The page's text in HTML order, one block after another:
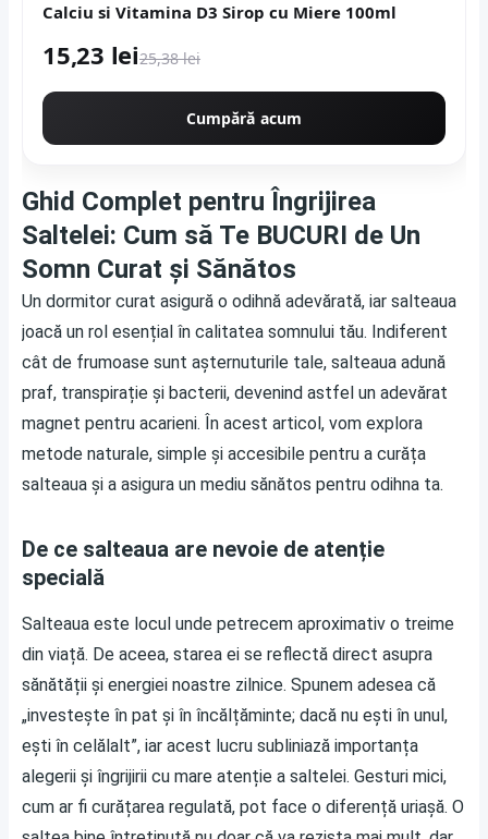
Calciu si Vitamina D3 Sirop cu Miere 100ml
15,23 lei25,38 lei
Cumpără acum
Ghid Complet pentru Îngrijirea
Saltelei: Cum să Te BUCURI de Un
Somn Curat și Sănătos
Un dormitor curat asigură o odihnă adevărată, iar salteaua
joacă un rol esențial în calitatea somnului tău. Indiferent
cât de frumoase sunt așternuturile tale, salteaua adună
praf, transpirație și bacterii, devenind astfel un adevărat
magnet pentru acarieni. În acest articol, vom explora
metode naturale, simple și accesibile pentru a curăța
salteaua și a asigura un mediu sănătos pentru odihna ta.
De ce salteaua are nevoie de atenție
specială
Salteaua este locul unde petrecem aproximativ o treime
din viață. De aceea, starea ei se reflectă direct asupra
sănătății și energiei noastre zilnice. Spunem adesea că
„investește în pat și în încălțăminte; dacă nu ești în unul,
ești în celălalt”, iar acest lucru subliniază importanța
alegerii și îngrijirii cu mare atenție a saltelei. Gesturi mici,
cum ar fi curățarea regulată, pot face o diferență uriașă. O